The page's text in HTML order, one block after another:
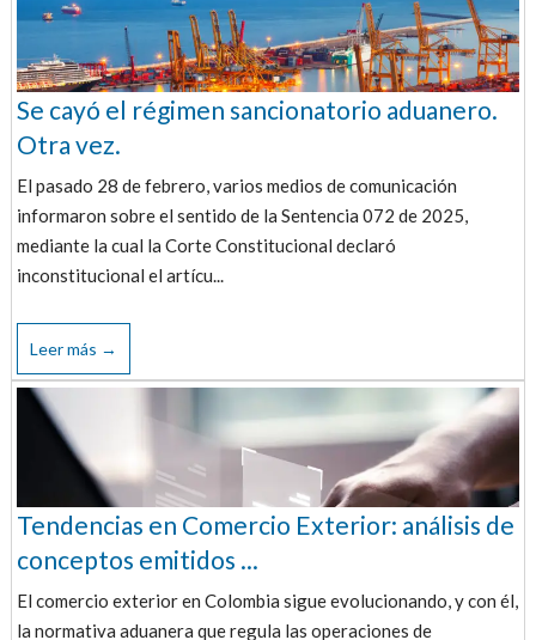
Se cayó el régimen sancionatorio aduanero.
Otra vez.
El pasado 28 de febrero, varios medios de comunicación
informaron sobre el sentido de la Sentencia 072 de 2025,
mediante la cual la Corte Constitucional declaró
inconstitucional el artícu...
Leer más →
Tendencias en Comercio Exterior: análisis de
conceptos emitidos ...
El comercio exterior en Colombia sigue evolucionando, y con él,
la normativa aduanera que regula las operaciones de